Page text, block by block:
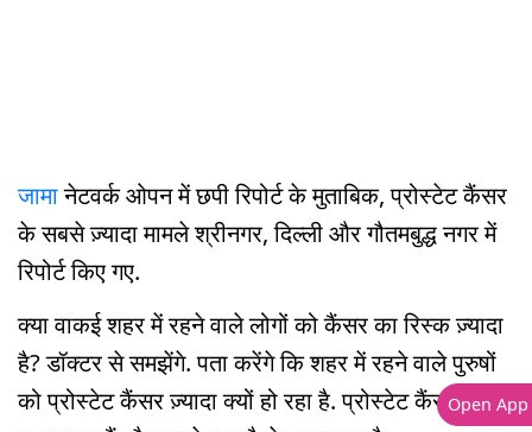
जामानेटवर्क ओपन में छपी रिपोर्ट के मुताबिक, प्रोस्टेट कैंसर
के सबसे ज़्यादा मामले श्रीनगर, दिल्ली और गौतमबुद्ध नगर में
रिपोर्ट किए गए.
क्या वाकई शहर में रहने वाले लोगों को कैंसर का रिस्क ज़्यादा
है? डॉक्टर से समझेंगे. पता करेंगे कि शहर में रहने वाले पुरुषों
को प्रोस्टेट कैंसर ज़्यादा क्यों हो रहा है. प्रोस्टेट कैंसर केOpen App